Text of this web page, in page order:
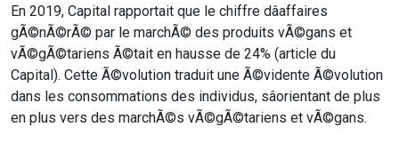
En 2019, Capital rapportait que le chiffre dâaffaires
gÃ©nÃ©rÃ© par le marchÃ© des produits vÃ©gans et
vÃ©gÃ©tariens Ã©tait en hausse de 24% (article du
Capital). Cette Ã©volution traduit une Ã©vidente Ã©volution
dans les consommations des individus, sâorientant de plus
en plus vers des marchÃ©s vÃ©gÃ©tariens et vÃ©gans.